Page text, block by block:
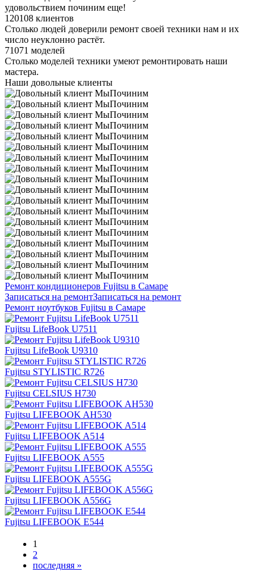
удовольствием починим еще!
120108 клиентов
Столько людей доверили ремонт своей техники нам и их
число неуклонно растёт.
71071 моделей
Столько моделей техники умеют ремонтировать наши
мастера.
Наши довольные клиенты
Ремонт кондиционеров Fujitsu в Самаре
Записаться на ремонтЗаписаться на ремонт
Ремонт ноутбуков Fujitsu в Самаре
Fujitsu LifeBook U7511
Fujitsu LifeBook U9310
Fujitsu STYLISTIC R726
Fujitsu CELSIUS H730
Fujitsu LIFEBOOK AH530
Fujitsu LIFEBOOK A514
Fujitsu LIFEBOOK A555
Fujitsu LIFEBOOK A555G
Fujitsu LIFEBOOK A556G
Fujitsu LIFEBOOK E544
1
2
последняя »